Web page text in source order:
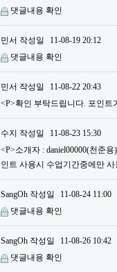
댓글내용 확인
민서 작성일
11-08-19 20:12
댓글내용 확인
민서 작성일
11-08-22 20:43
<P>확인 부탁드립니다. 포인트
수지 작성일
11-08-23 15:30
<P>소개자 : daniel00000(천준
인트 사용시 수업기간중에만
SangOh 작성일
11-08-24 11:00
댓글내용 확인
SangOh 작성일
11-08-26 10:42
댓글내용 확인